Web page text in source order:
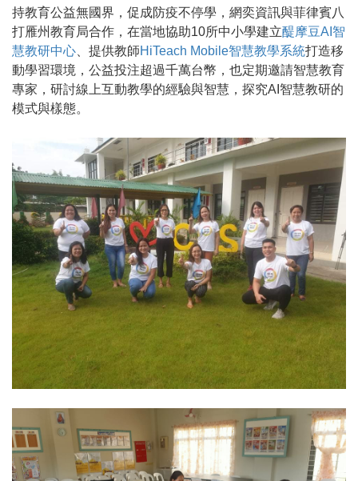
持教育公益無國界，促成防疫不停學，網奕資訊與菲律賓八
打雁州教育局合作，在當地協助10所中小學建立醍摩豆AI智
慧教研中心 、提供教師HiTeach Mobile智慧教學系統打造移
動學習環境，公益投注超過千萬台幣，也定期邀請智慧教育
專家，研討線上互動教學的經驗與智慧，探究AI智慧教研的
模式與樣態。